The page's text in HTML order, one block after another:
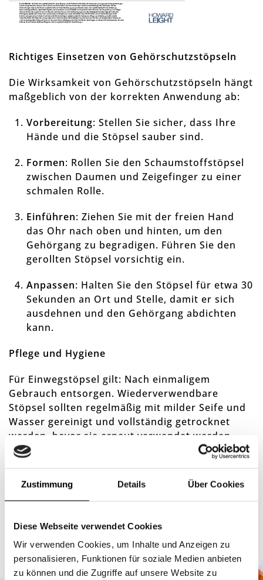
Zustimmung Details Über Cookies
Diese Webseite verwendet Cookies
Wir verwenden Cookies, um Inhalte und Anzeigen zu
personalisieren, Funktionen für soziale Medien anbieten
zu können und die Zugriffe auf unsere Website zu
Richtiges Einsetzen von Gehörschutzstöpseln
Die Wirksamkeit von Gehörschutzstöpseln hängt
maßgeblich von der korrekten Anwendung ab:
Vorbereitung: Stellen Sie sicher, dass Ihre
Hände und die Stöpsel sauber sind.
Formen: Rollen Sie den Schaumstoffstöpsel
zwischen Daumen und Zeigefinger zu einer
schmalen Rolle.
Einführen: Ziehen Sie mit der freien Hand
das Ohr nach oben und hinten, um den
Gehörgang zu begradigen. Führen Sie den
gerollten Stöpsel vorsichtig ein.
Anpassen: Halten Sie den Stöpsel für etwa 30
Sekunden an Ort und Stelle, damit er sich
ausdehnen und den Gehörgang abdichten
kann.
Pflege und Hygiene
Für Einwegstöpsel gilt: Nach einmaligem
Gebrauch entsorgen. Wiederverwendbare
Stöpsel sollten regelmäßig mit milder Seife und
Wasser gereinigt und vollständig getrocknet
werden, bevor sie erneut verwendet werden.
Fazit
Ein effektiver Gehörschutz ist essentiell für die
Gesundheit Ihrer Mitarbeiter. Mit den
auf Qualität, Komfort und Sicherheit.
Sie das Gehör Ihres Teams und investieren Sie in
zuverlässigen Arbeitsschutz.